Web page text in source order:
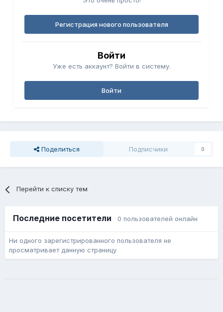
Регистрация нового пользователя
Войти
Уже есть аккаунт? Войти в систему.
Войти
Поделиться Подписчики 0
Перейти к списку тем
Последние посетители 0 пользователей онлайн
Ни одного зарегистрированного пользователя не
просматривает данную страницу